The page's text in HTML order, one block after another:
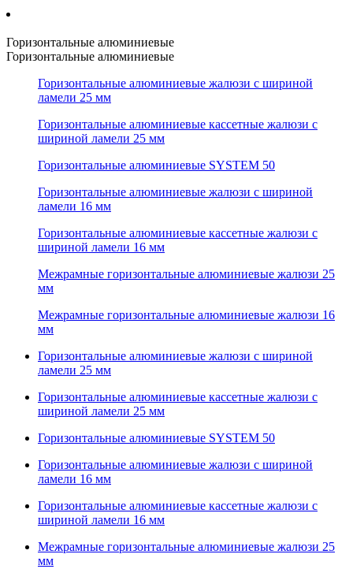
Горизонтальные алюминиевые
Горизонтальные алюминиевые
Горизонтальные алюминиевые жалюзи с шириной
ламели 25 мм
Горизонтальные алюминиевые кассетные жалюзи с
шириной ламели 25 мм
Горизонтальные алюминиевые SYSTEM 50
Горизонтальные алюминиевые жалюзи с шириной
ламели 16 мм
Горизонтальные алюминиевые кассетные жалюзи с
шириной ламели 16 мм
Межрамные горизонтальные алюминиевые жалюзи 25
мм
Межрамные горизонтальные алюминиевые жалюзи 16
мм
Горизонтальные алюминиевые жалюзи с шириной
ламели 25 мм
Горизонтальные алюминиевые кассетные жалюзи с
шириной ламели 25 мм
Горизонтальные алюминиевые SYSTEM 50
Горизонтальные алюминиевые жалюзи с шириной
ламели 16 мм
Горизонтальные алюминиевые кассетные жалюзи с
шириной ламели 16 мм
Межрамные горизонтальные алюминиевые жалюзи 25
мм